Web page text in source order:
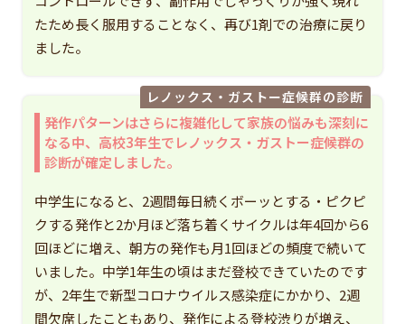
たため長く服用することなく、再び1剤での治療に戻り
ました。
レノックス・ガストー症候群の診断
発作パターンはさらに複雑化して家族の悩みも深刻に
なる中、高校3年生でレノックス・ガストー症候群の
診断が確定しました。
中学生になると、2週間毎日続くボーッとする・ピクピ
クする発作と2か月ほど落ち着くサイクルは年4回から6
回ほどに増え、朝方の発作も月1回ほどの頻度で続いて
いました。中学1年生の頃はまだ登校できていたのです
が、2年生で新型コロナウイルス感染症にかかり、2週
間欠席したこともあり、発作による登校渋りが増え、